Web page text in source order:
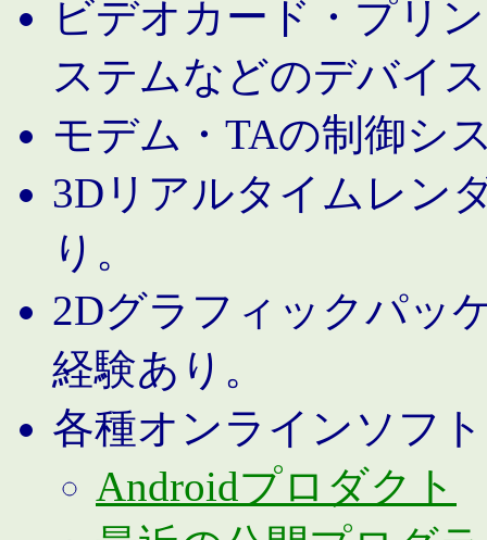
ビデオカード・プリ
ステムなどのデバイ
モデム・TAの制御シ
3Dリアルタイムレン
り。
2Dグラフィックパッ
経験あり。
各種オンラインソフ
Androidプロダクト